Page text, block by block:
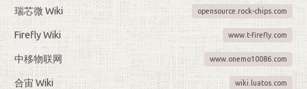
瑞芯微 Wiki opensource.rock-chips.com
Firefly Wiki www.t-firefly.com
中移物联网 www.onemo10086.com
合宙 Wiki wiki.luatos.com